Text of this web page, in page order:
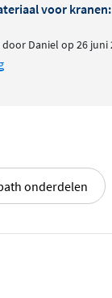
voor kranen:
Daniel op 26 juni
onderdelen